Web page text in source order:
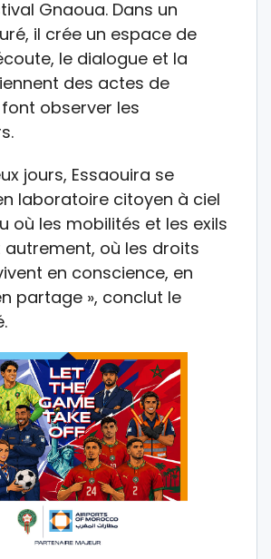
Gnaoua. Dans un
il crée un espace de
le dialogue et la
des actes de
observer les
jours, Essaouira se
laboratoire citoyen à ciel
où les mobilités et les exils
où les droits
en conscience, en
partage », conclut le